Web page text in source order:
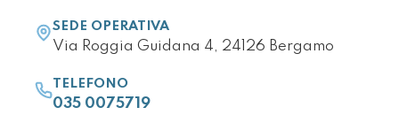
SEDE OPERATIVA
Via Roggia Guidana 4, 24126 Bergamo
TELEFONO
035 0075719